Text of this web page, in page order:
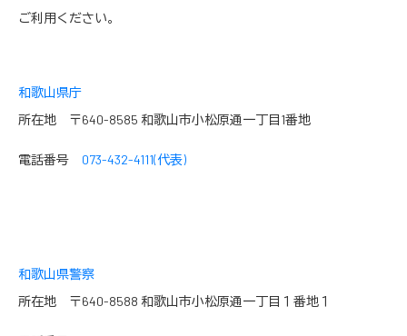
ご利用ください。
和歌山県庁
所在地 〒640-8585 和歌山市小松原通一丁目1番地
電話番号 073-432-4111(代表)
和歌山県警察
所在地 〒640-8588 和歌山市小松原通一丁目１番地１